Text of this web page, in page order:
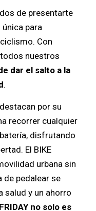
de presentarte
para
Con
nuestros
dar el salto a la
.
por su
recorrer cualquier
disfrutando
El BIKE
urbana sin
de pedalear se
salud y un ahorro
no solo es